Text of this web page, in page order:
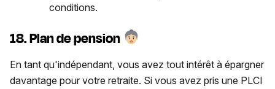
conditions.
18. Plan de pension
En tant qu'indépendant, vous avez tout intérêt à épargner
davantage pour votre retraite. Si vous avez pris une PLCI